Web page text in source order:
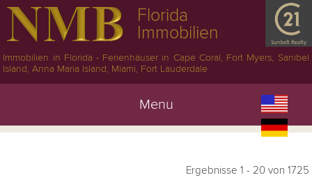
Florida
Immobilien
Immobilien in Florida - Ferienhäuser in Cape Coral, Fort Myers, Sanibel
Island, Anna Maria Island, Miami, Fort Lauderdale
Menu
Ergebnisse 1 - 20 von 1725